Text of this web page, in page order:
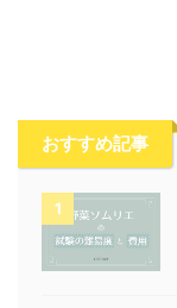
おすすめ記事
1